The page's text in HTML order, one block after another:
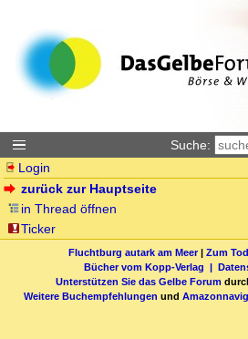
Suche:
Login
zurück zur Hauptseite
in Thread öffnen
Ticker
Fluchtburg autark am Meer| Zum
Bücher vom Kopp-Verlag |
Unterstützen Sie das Gelbe Forum
Weitere Buchempfehlungen und